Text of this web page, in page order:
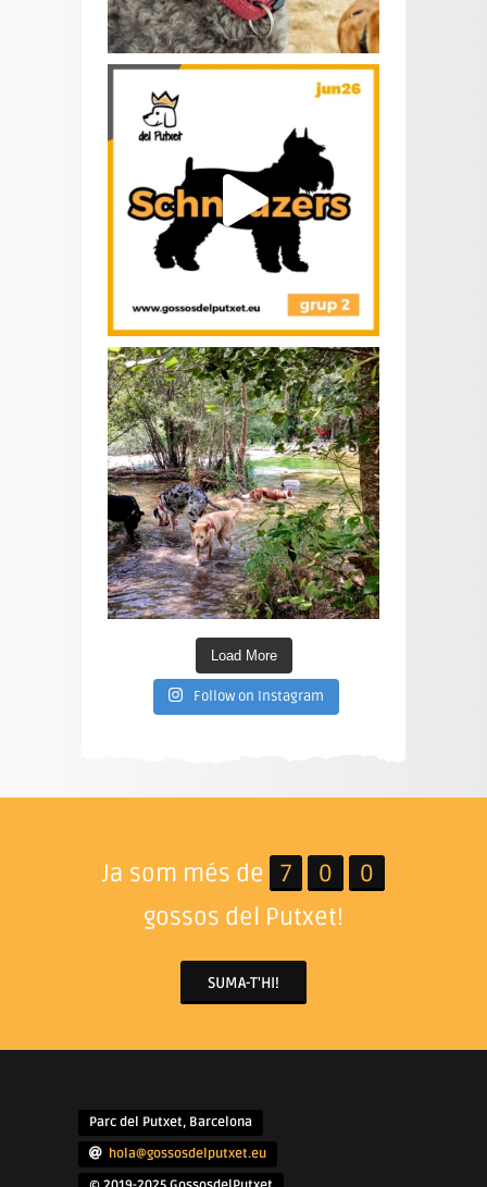
Load More
Follow on Instagram
Ja som més de 7 0
0
gossos del Putxet!
SUMA-T'HI!
Parc del Putxet, Barcelona
hola@gossosdelputxet.eu